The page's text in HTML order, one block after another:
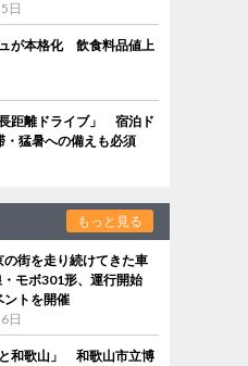
日
ュが本格化 飲食料品値上
距離ドライブ」 宿泊ド
・猛暑への備えも必須
もっと見る
の街を走り続けてきた車
モボ301形、運行開始
ントを開催
日
和歌山」 和歌山市立博